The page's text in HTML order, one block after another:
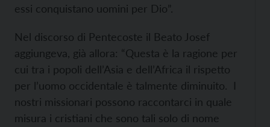
essi conquistano uomini per Dio”.
Nel discorso di Pentecoste il Beato Josef
aggiungeva, già allora: “Questa è la ragione per
cui tra i popoli dell’Asia e dell’Africa il rispetto
per l’uomo occidentale è talmente diminuito. I
nostri missionari possono raccontarci in quale
misura i cristiani che sono tali solo di nome